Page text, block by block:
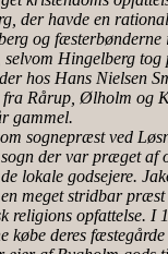
der havde en
og
Hingelberg
hos Hans Nielsen
fra Rårup, Ølholm og
gammel.
sognepræst ved
der var præget af
lokale godsejere.
meget stridbar
religions opfattelse. I
deres